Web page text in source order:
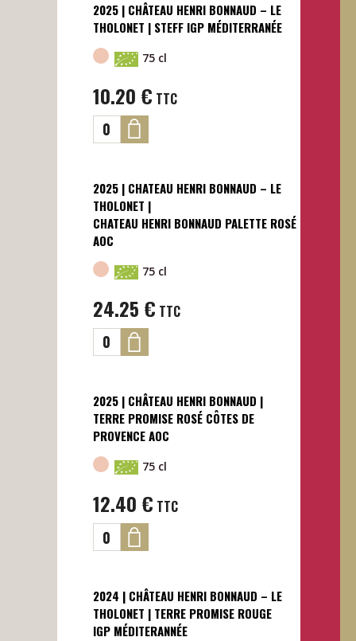
2025 | CHÂTEAU HENRI BONNAUD – LE
THOLONET | STEFF IGP MÉDITERRANÉE
75 cl
10.20 € TTC
2025 | CHATEAU HENRI BONNAUD – LE
THOLONET |
CHATEAU HENRI BONNAUD PALETTE ROSÉ
AOC
75 cl
24.25 € TTC
2025 | CHÂTEAU HENRI BONNAUD |
TERRE PROMISE ROSÉ CÔTES DE
PROVENCE AOC
75 cl
12.40 € TTC
2024 | CHÂTEAU HENRI BONNAUD – LE
THOLONET | TERRE PROMISE ROUGE
IGP MÉDITERANNÉE